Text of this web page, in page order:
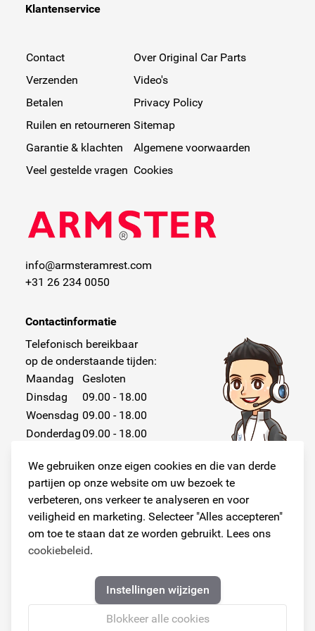
We gebruiken onze eigen cookies en die van derde
partijen op onze website om uw bezoek te
verbeteren, ons verkeer te analyseren en voor
veiligheid en marketing. Selecteer "Alles accepteren"
om toe te staan dat ze worden gebruikt. Lees ons
cookiebeleid.
Instellingen wijzigen
Blokkeer alle cookies
Klantenservice
Contact
Verzenden
Betalen
Ruilen en retourneren
Garantie & klachten
Veel gestelde vragen
Over Original Car Parts
Video's
Privacy Policy
Sitemap
Algemene voorwaarden
Cookies
info@armsteramrest.com
+31 26 234 0050
Contactinformatie
Telefonisch bereikbaar
op de onderstaande tijden:
Maandag
Gesloten
Dinsdag
09.00 - 18.00
Woensdag 09.00 - 18.00
Donderdag 09.00 - 18.00
Zaterdag
Gesloten
Zondag
Gesloten
Volg ons!